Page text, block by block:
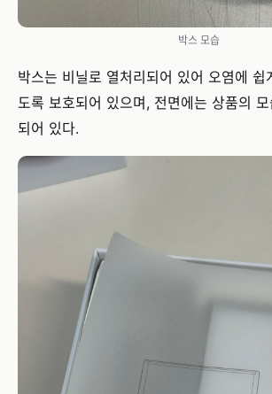
박스 모습
박스는 비닐로 열처리되어 있어 오염에 쉽
도록 보호되어 있으며, 전면에는 상품의 모
되어 있다.